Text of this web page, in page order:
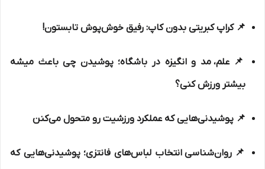
📌کراپ کبریتی بدون کاپ: رفیق خوش‌پوش تابستون!
📌علم، مد و انگیزه در باشگاه؛ پوشیدن چی باعث میشه
بیشتر ورزش کنی؟
📌 پوشیدنی‌هایی که عملکرد ورزشیت رو متحول می‌کنن
📌روان‌شناسی انتخاب لباس‌های فانتزی؛ پوشیدنی‌هایی که